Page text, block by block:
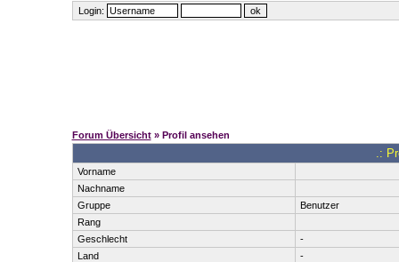
Login:
Forum Übersicht» Profil ansehen
.:
Vorname
Nachname
Gruppe
Benutzer
Rang
Geschlecht
-
Land
-